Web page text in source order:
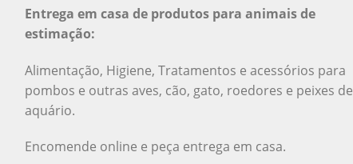
Entrega em casa de produtos para animais de
estimação:
Alimentação, Higiene, Tratamentos e acessórios para
pombos e outras aves, cão, gato, roedores e peixes de
aquário.
Encomende online e peça entrega em casa.